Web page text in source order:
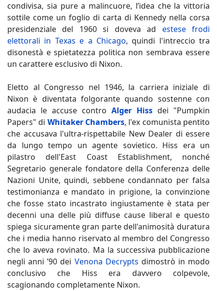
condivisa, sia pure a malincuore, l’idea che la vittoria
sottile come un foglio di carta di Kennedy nella corsa
presidenziale del 1960 si doveva ad estese frodi
elettorali in Texas e a Chicago, quindi l'intreccio tra
disonestà e spietatezza politica non sembrava essere
un carattere esclusivo di Nixon.
Eletto al Congresso nel 1946, la carriera iniziale di
Nixon è diventata folgorante quando sostenne con
audacia le accuse contro Alger Hiss dei "Pumpkin
Papers" di Whitaker Chambers, l'ex comunista pentito
che accusava l'ultra-rispettabile New Dealer di essere
da lungo tempo un agente sovietico. Hiss era un
pilastro dell'East Coast Establishment, nonché
Segretario generale fondatore della Conferenza delle
Nazioni Unite, quindi, sebbene condannato per falsa
testimonianza e mandato in prigione, la convinzione
che fosse stato incastrato ingiustamente è stata per
decenni una delle più diffuse cause liberal e questo
spiega sicuramente gran parte dell'animosità duratura
che i media hanno riservato al membro del Congresso
che lo aveva rovinato. Ma la successiva pubblicazione
negli anni ’90 dei Venona Decrypts dimostrò in modo
conclusivo che Hiss era davvero colpevole,
scagionando completamente Nixon.